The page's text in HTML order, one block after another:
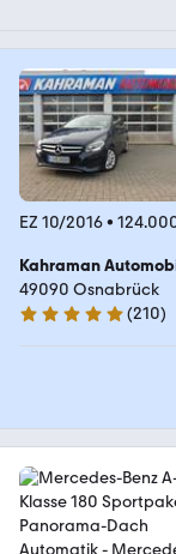
EZ 10/2016•
Kahraman
49090 Osnabrück
4.8 Sterne
(210)